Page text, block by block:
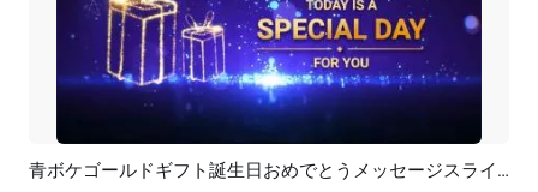
プレビュー AI再生成 青ボケゴールドギフト誕生日おめでとうメッセージスライドショービデオ